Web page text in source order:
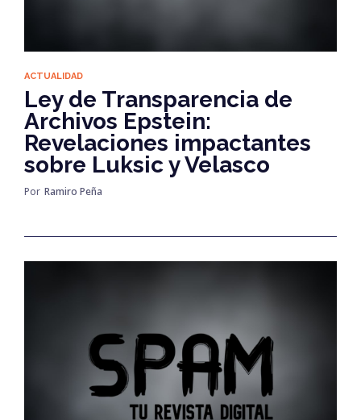
ACTUALIDAD
Ley de Transparencia de
Archivos Epstein:
Revelaciones impactantes
sobre Luksic y Velasco
Por Ramiro Peña